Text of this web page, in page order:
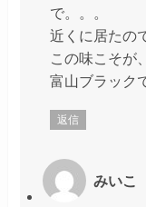
で。。。
近くに居たの
この味こそが
富山ブラック
返信
みいこ